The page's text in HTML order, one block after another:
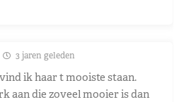
3 jaren geleden
ik haar t mooiste staan.
aan die zoveel mooier is dan